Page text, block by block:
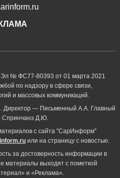
№ ФС77-80393 от 01 марта 2021
по надзору в сфере связи,
и массовых коммуникаций.
— Письменный А.А. Главный
Спринчанэ Д.Ю.
с сайта "СарИнформ"
или на страницу с новостью.
за достоверность информации в
материалы выходят с пометкой
и «Реклама».